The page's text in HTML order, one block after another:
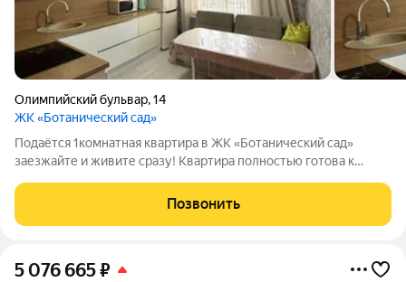
Олимпийский бульвар,14
ЖК «Ботанический сад»
Подаётся 1комнатная квартира в ЖК «Ботанический сад»
заезжайте и живите сразу! Квартира полностью готова к
тёплыми полами. Интерьер аккуратный и ухоженный никакого
дополнительного ремонта не
Позвонить
5 076 665₽